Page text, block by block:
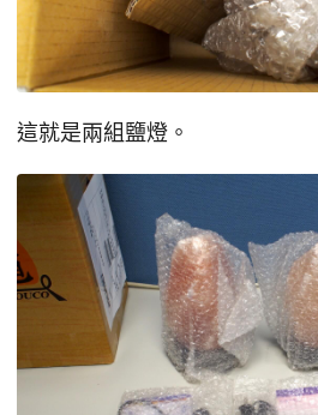
這就是兩組鹽燈。